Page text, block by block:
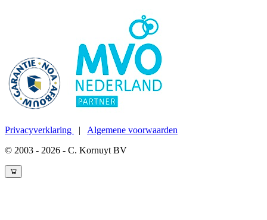
Privacyverklaring | Algemene voorwaarden
© 2003 - 2026 - C. Kornuyt BV